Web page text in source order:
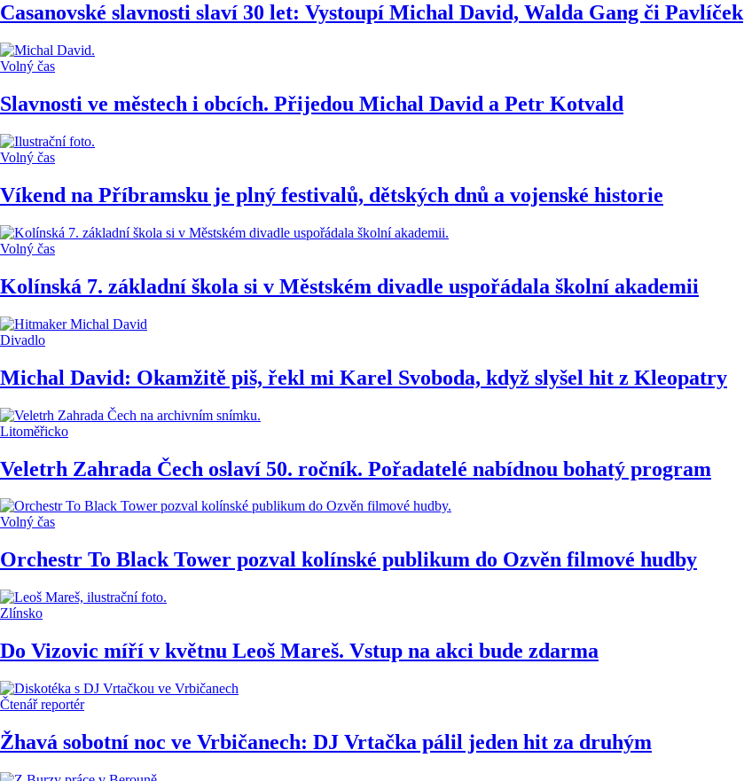
Casanovské slavnosti slaví 30 let: Vystoupí Michal David, Walda Gang či Pavlíček
Volný čas
Slavnosti ve městech i obcích. Přijedou Michal David a Petr Kotvald
Volný čas
Víkend na Příbramsku je plný festivalů, dětských dnů a vojenské historie
Volný čas
Kolínská 7. základní škola si v Městském divadle uspořádala školní akademii
Divadlo
Michal David: Okamžitě piš, řekl mi Karel Svoboda, když slyšel hit z Kleopatry
Litoměřicko
Veletrh Zahrada Čech oslaví 50. ročník. Pořadatelé nabídnou bohatý program
Volný čas
Orchestr To Black Tower pozval kolínské publikum do Ozvěn filmové hudby
Zlínsko
Do Vizovic míří v květnu Leoš Mareš. Vstup na akci bude zdarma
Čtenář reportér
Žhavá sobotní noc ve Vrbičanech: DJ Vrtačka pálil jeden hit za druhým